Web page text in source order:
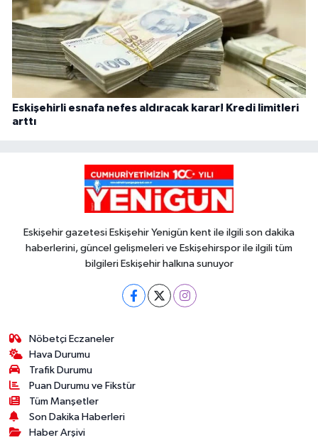
Eskişehirli esnafa nefes aldıracak karar! Kredi limitleri
arttı
Eskişehir gazetesi Eskişehir Yenigün kent ile ilgili son dakika
haberlerini, güncel gelişmeleri ve Eskişehirspor ile ilgili tüm
bilgileri Eskişehir halkına sunuyor
Nöbetçi Eczaneler
Hava Durumu
Trafik Durumu
Puan Durumu ve Fikstür
Tüm Manşetler
Son Dakika Haberleri
Haber Arşivi